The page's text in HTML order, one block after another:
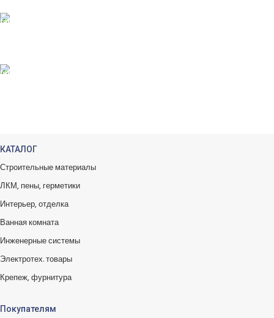
КАТАЛОГ
Строительные материалы
ЛКМ, пены, герметики
Интерьер, отделка
Ванная комната
Инженерные системы
Электротех. товары
Крепеж, фурнитура
Покупателям